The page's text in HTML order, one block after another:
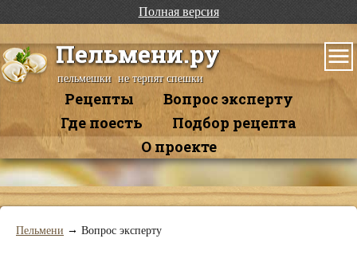
Полная версия
Пельмени.ру
пельмешки не терпят спешки
Рецепты
Вопрос эксперту
Где поесть
Подбор рецепта
О проекте
Пельмени → Вопрос эксперту